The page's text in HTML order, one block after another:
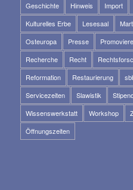
Geschichte
Hinweis Import
Kulturelles Erbe
Lesesaal
Osteuropa
Presse
Recherche
Recht
Reformation
Restaurierung
Servicezeiten
Slawistik
Wissenswerkstatt
Workshop
Öffnungszeiten